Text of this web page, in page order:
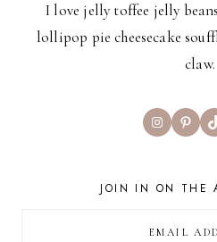
I love jelly toffee jelly
lollipop pie cheesecake
claw.
Instagram
JOIN IN ON THE